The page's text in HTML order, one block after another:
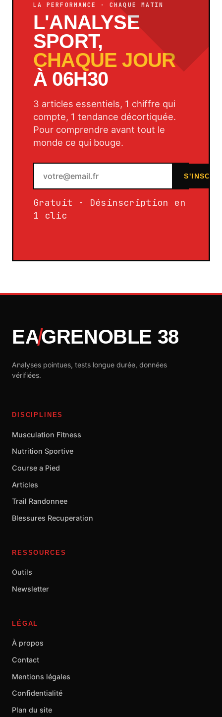
LA PERFORMANCE · CHAQUE MATIN
L'ANALYSE
SPORT,
CHAQUE JOUR
À 06H30
3 articles essentiels, 1 chiffre qui
compte, 1 tendance décortiquée.
Pour comprendre avant tout le
monde ce qui bouge.
Gratuit · Désinscription en
1 clic
EAGRENOBLE 38
Analyses pointues, tests longue durée, données
vérifiées.
DISCIPLINES
Musculation Fitness
Nutrition Sportive
Course a Pied
Articles
Trail Randonnee
Blessures Recuperation
RESSOURCES
Outils
Newsletter
LÉGAL
À propos
Contact
Mentions légales
Confidentialité
Plan du site